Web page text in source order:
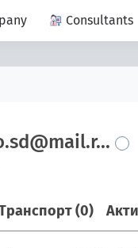
Consultants
(0)